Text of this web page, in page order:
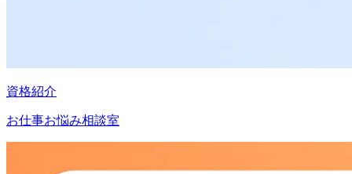
資格紹介
お仕事お悩み相談室